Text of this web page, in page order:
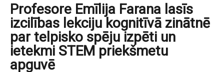
Profesore Emīlija Farana lasīs
izcilības lekciju kognitīvā zinātnē
par telpisko spēju izpēti un
ietekmi STEM priekšmetu
apguvē